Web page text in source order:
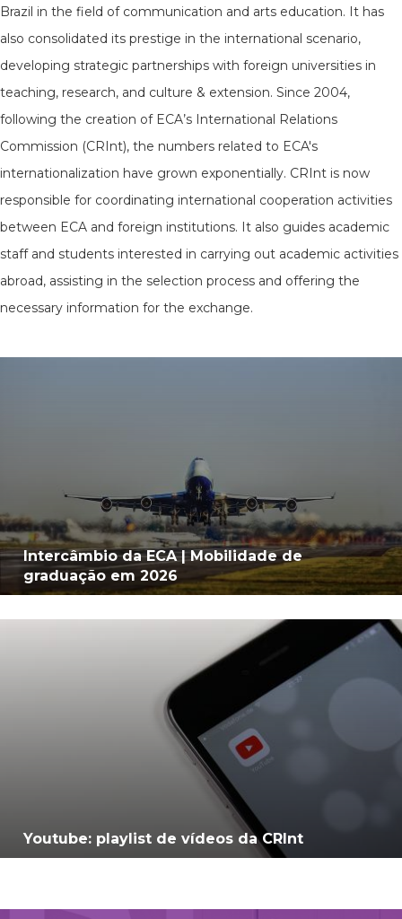
Brazil in the field of communication and arts education. It has
also consolidated its prestige in the international scenario,
developing strategic partnerships with foreign universities in
teaching, research, and culture & extension. Since 2004,
following the creation of ECA’s International Relations
Commission (CRInt), the numbers related to ECA's
internationalization have grown exponentially. CRInt is now
responsible for coordinating international cooperation activities
between ECA and foreign institutions. It also guides academic
staff and students interested in carrying out academic activities
abroad, assisting in the selection process and offering the
necessary information for the exchange.
Intercâmbio da ECA | Mobilidade de
graduação em 2026
Youtube: playlist de vídeos da CRInt